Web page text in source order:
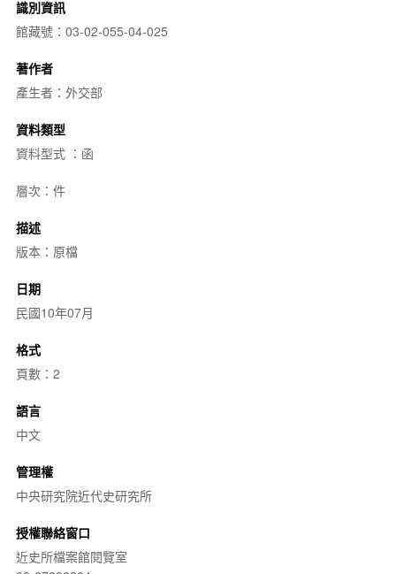
識別資訊
館藏號：03-02-055-04-025
著作者
產生者：外交部
資料類型
資料型式 ：函
層次：件
描述
版本：原檔
日期
民國10年07月
格式
頁數：2
語言
中文
管理權
中央研究院近代史研究所
授權聯絡窗口
近史所檔案館閱覽室